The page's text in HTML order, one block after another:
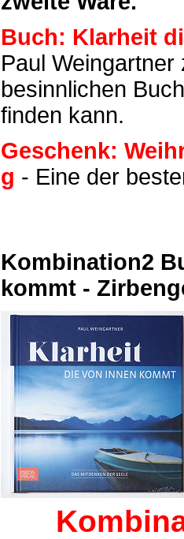
Buch: Klarheit
Paul
besinnlichen
finden kann.
Geschenk:
g - Eine der
Kombination2
kommt -